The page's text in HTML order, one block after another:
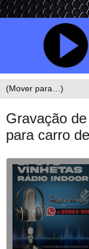
Gravação
para carro